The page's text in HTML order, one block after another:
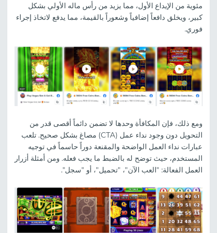
مئوية من الإيداع الأول، مما يزيد من رأس ماله الأولي بشكل
كبير، ويخلق دافعاً إضافياً وشعوراً بالقيمة، مما يدفع لاتخاذ إجراء
فوري.
ومع ذلك، فإن المكافأة وحدها لا تضمن دائماً أقصى قدر من
التحويل دون وجود نداء عمل (CTA) مصاغ بشكل صحيح. تلعب
عبارات نداء العمل الواضحة والمقنعة دوراً حاسماً في توجيه
المستخدم، حيث توضح له بالضبط ما يجب فعله. ومن أمثلة أزرار
العمل الفعالة: "العب الآن"، "تحميل"، أو "سجل".